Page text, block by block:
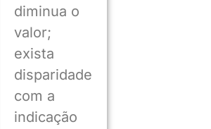
diminua o
valor;
exista
disparidade
com a
indicação